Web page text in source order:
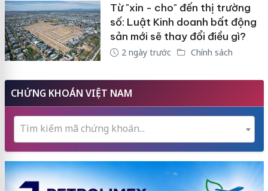
Từ "xin - cho" đến thị trường
số: Luật Kinh doanh bất động
sản mới sẽ thay đổi điều gì?
2 ngày trước Chính sách
CHỨNG KHOÁN VIỆT NAM
Tìm kiếm mã chứng khoán...